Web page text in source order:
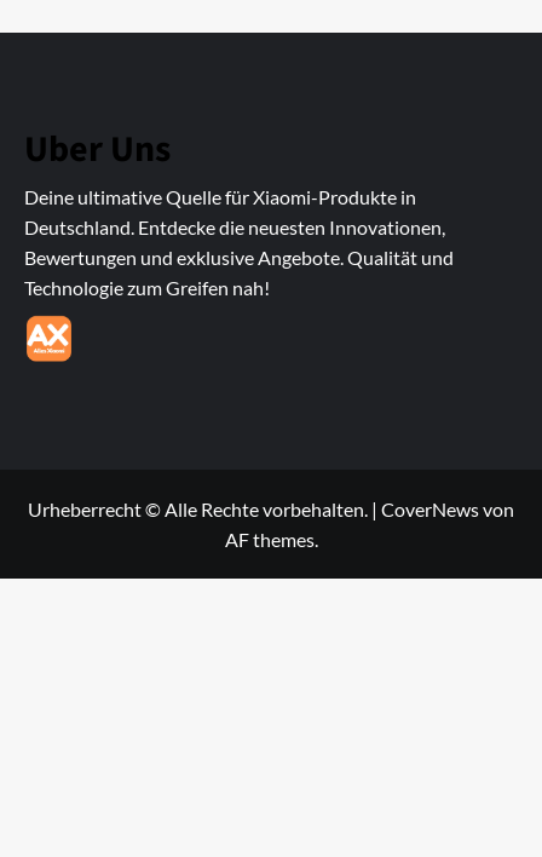
Uber Uns
Deine ultimative Quelle für Xiaomi-Produkte in
Deutschland. Entdecke die neuesten Innovationen,
Bewertungen und exklusive Angebote. Qualität und
Technologie zum Greifen nah!
Urheberrecht © Alle Rechte vorbehalten. | CoverNewsvon
AF themes.